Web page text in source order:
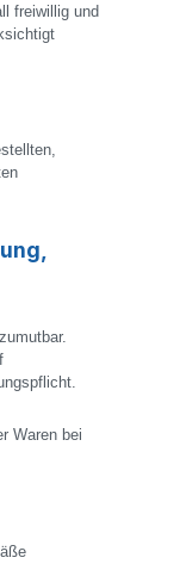
freiwillig und
Waren bei